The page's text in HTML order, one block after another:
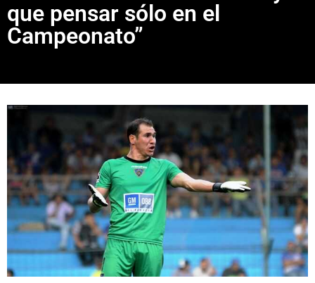
que pensar sólo en el